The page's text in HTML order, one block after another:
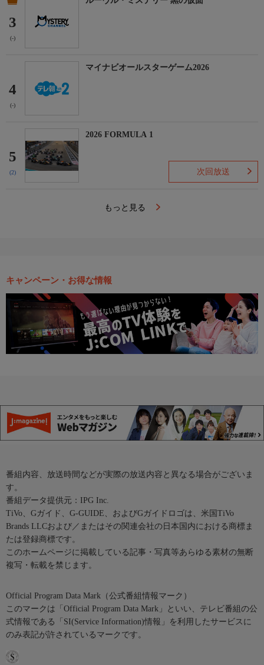
3
(-)
4
(-)
マイナビオールスターゲーム2026
5
(2)
2026 FORMULA 1
次回放送
もっと見る
キャンペーン・お得な情報
番組内容、放送時間などが実際の放送内容と異なる場合がございま
す。
番組データ提供元：IPG Inc.
TiVo、Gガイド、G-GUIDE、およびGガイドロゴは、米国TiVo
Brands LLCおよび／またはその関連会社の日本国内における商標ま
たは登録商標です。
このホームページに掲載している記事・写真等あらゆる素材の無断
複写・転載を禁じます。
Official Program Data Mark（公式番組情報マーク）
このマークは「Official Program Data Mark」といい、テレビ番組の公
式情報である「SI(Service Information)情報」を利用したサービスに
のみ表記が許されているマークです。